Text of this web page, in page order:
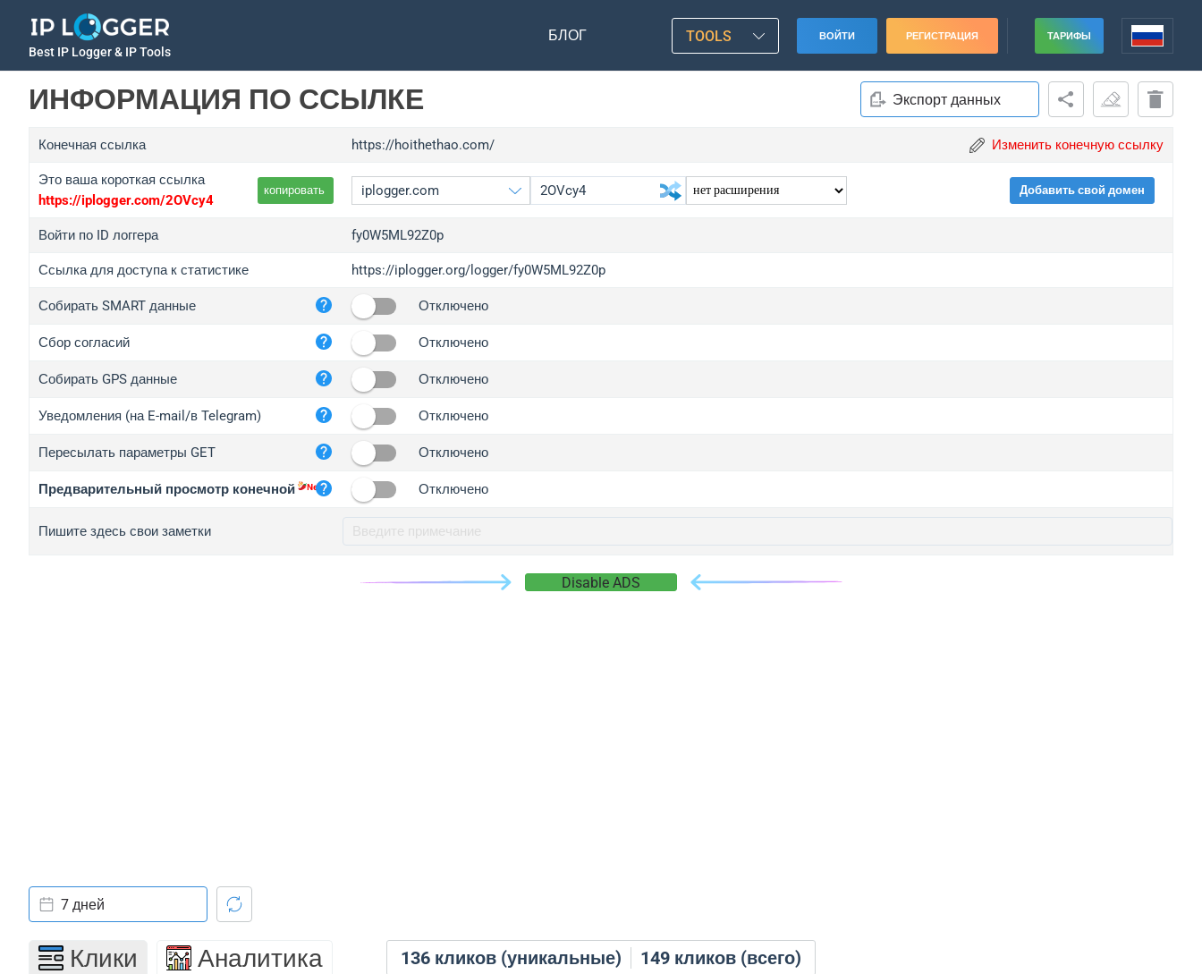
Best IP Logger & IP Tools
БЛОГ TOOLS ВОЙТИ РЕГИСТРАЦИЯ ТАРИФЫ
ИНФОРМАЦИЯ ПО ССЫЛКЕ Экспорт данных
Конечная ссылка https://hoithethao.com/ Изменить конечную ссылку
Это ваша короткая ссылка
https://iplogger.com/2OVcy4
копировать
iplogger.org
wl.gl
ed.tc
iplogger.com
iplogger.co
2no.co
yip.su
iplogger.info
Добавить свой домен
Войти по ID логгера fy0W5ML92Z0p
Ссылка для доступа к статистике https://iplogger.org/logger/fy0W5ML92Z0p
Собирать SMART данные Отключено
Сбор согласий Отключено
Собирать GPS данные Отключено
Уведомления (на E-mail/в Telegram) Отключено
Пересылать параметры GET Отключено
Предварительный просмотр конечной Отключено
Пишите здесь свои заметки
Disable ADS
136 кликов (уникальные) 149 кликов (всего)
7 дней
Клики Аналитика